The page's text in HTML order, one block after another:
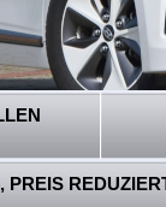
PREIS